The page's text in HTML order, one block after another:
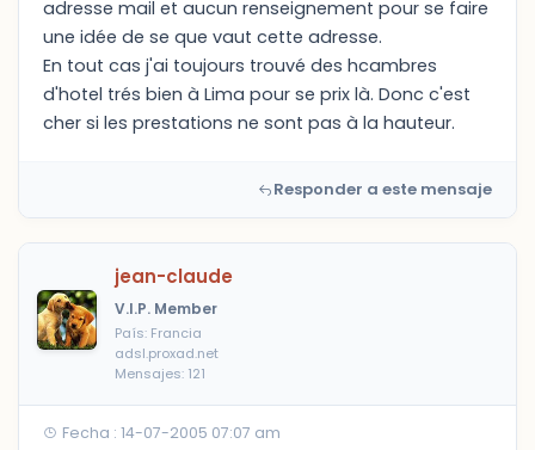
adresse mail et aucun renseignement pour se faire
une idée de se que vaut cette adresse.
En tout cas j'ai toujours trouvé des hcambres
d'hotel trés bien à Lima pour se prix là. Donc c'est
cher si les prestations ne sont pas à la hauteur.
Responder a este mensaje
jean-claude
V.I.P. Member
País: Francia
adsl.proxad.net
Mensajes: 121
Fecha : 14-07-2005 07:07 am